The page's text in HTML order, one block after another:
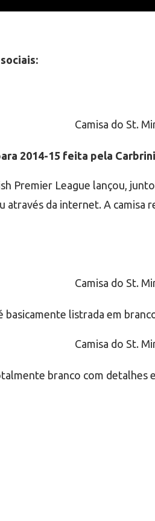
2014-15 feita pela
Premier League lançou,
através da internet. A
listrada em
branco com